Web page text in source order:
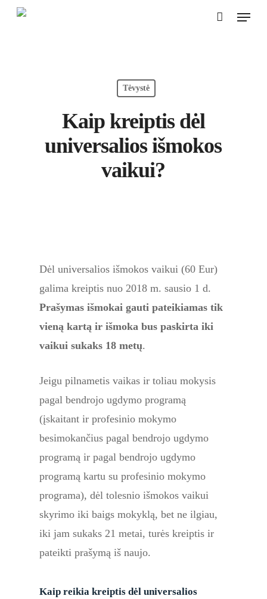
Menu
Tėvystė
Kaip kreiptis dėl
universalios išmokos
vaikui?
Dėl universalios išmokos vaikui (60 Eur)
galima kreiptis nuo 2018 m. sausio 1 d.
Prašymas išmokai gauti pateikiamas tik
vieną kartą ir išmoka bus paskirta iki
vaikui sukaks 18 metų.
Jeigu pilnametis vaikas ir toliau mokysis
pagal bendrojo ugdymo programą
(įskaitant ir profesinio mokymo
besimokančius pagal bendrojo ugdymo
programą ir pagal bendrojo ugdymo
programą kartu su profesinio mokymo
programa), dėl tolesnio išmokos vaikui
skyrimo iki baigs mokyklą, bet ne ilgiau,
iki jam sukaks 21 metai, turės kreiptis ir
pateikti prašymą iš naujo.
Kaip reikia kreiptis dėl universalios